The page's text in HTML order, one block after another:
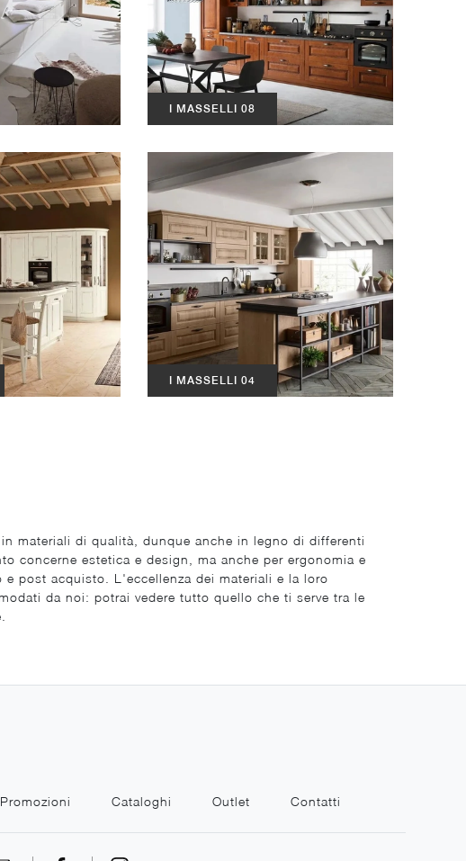
I MASSELLI 08
I MASSELLI 04
materiali di qualità, dunque anche in legno di differenti
concerne estetica e design, ma anche per ergonomia e
post acquisto. L'eccellenza dei materiali e la loro
da noi: potrai vedere tutto quello che ti serve tra le
Promozioni Cataloghi Outlet Contatti